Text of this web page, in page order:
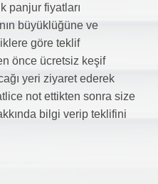
panjur fiyatları
büyüklüğüne ve
göre teklif
önce ücretsiz keşif
yeri ziyaret ederek
not ettikten sonra size
bilgi verip teklifini